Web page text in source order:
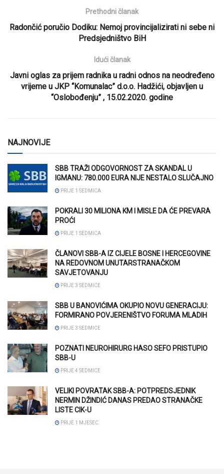
Prethodni članak
Radončić poručio Dodiku: Nemoj provincijalizirati ni sebe ni
Predsjedništvo BiH
Idući članak
Javni oglas za prijem radnika u radni odnos na neodređeno
vrijeme u JKP “Komunalac” d.o.o. Hadžići, objavljen u
“Oslobođenju” , 15.02.2020. godine
NAJNOVIJE
SBB TRAŽI ODGOVORNOST ZA SKANDAL U
IGMANU: 780.000 EURA NIJE NESTALO SLUČAJNO
PRIJE 1 SEDMICA
POKRALI 30 MILIONA KM I MISLE DA ĆE PREVARA
PROĆI
PRIJE 1 SEDMICA
ČLANOVI SBB-A IZ CIJELE BOSNE I HERCEGOVINE
NA REDOVNOM UNUTARSTRANAČKOM
SAVJETOVANJU
PRIJE 3 SEDMICE
SBB U BANOVIĆIMA OKUPIO NOVU GENERACIJU:
FORMIRANO POVJERENIŠTVO FORUMA MLADIH
PRIJE 3 SEDMICE
POZNATI NEUROHIRURG HASO SEFO PRISTUPIO
SBB-U
PRIJE 4 SEDMICE
VELIKI POVRATAK SBB-A: POTPREDSJEDNIK
NERMIN DŽINDIĆ DANAS PREDAO STRANAČKE
LISTE CIK-U
PRIJE 1 MJESEC